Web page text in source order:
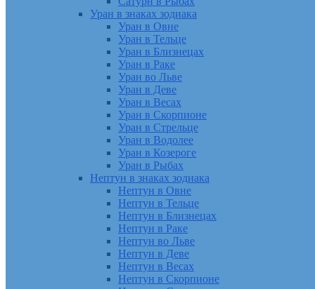
Уран в знаках зодиака
Уран в Овне
Уран в Тельце
Уран в Близнецах
Уран в Раке
Уран во Льве
Уран в Деве
Уран в Весах
Уран в Скорпионе
Уран в Стрельце
Уран в Водолее
Уран в Козероге
Уран в Рыбах
Нептун в знаках зодиака
Нептун в Овне
Нептун в Тельце
Нептун в Близнецах
Нептун в Раке
Нептун во Льве
Нептун в Деве
Нептун в Весах
Нептун в Скорпионе